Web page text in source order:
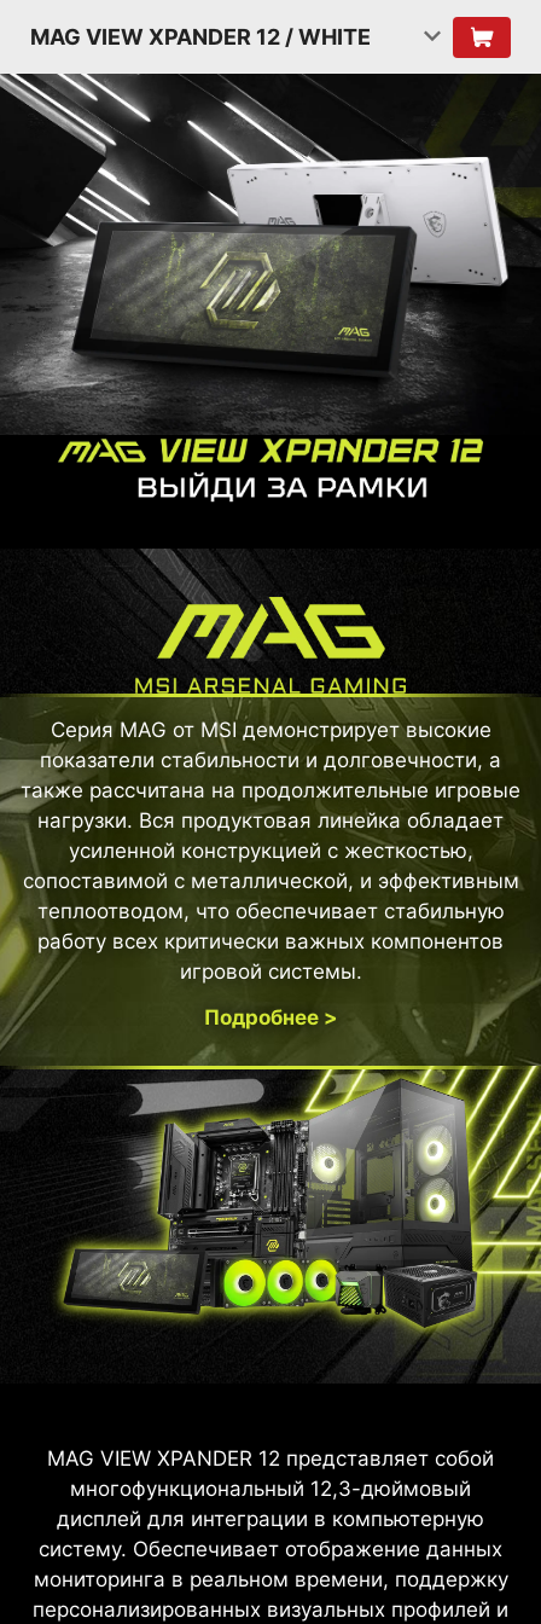
MAG VIEW XPANDER 12 / WHITE
Серия MAG от MSI демонстрирует высокие
показатели стабильности и долговечности, а
также рассчитана на продолжительные игровые
нагрузки. Вся продуктовая линейка обладает
усиленной конструкцией с жесткостью,
сопоставимой с металлической, и эффективным
теплоотводом, что обеспечивает стабильную
работу всех критически важных компонентов
игровой системы.
Подробнее >
MAG VIEW XPANDER 12 представляет собой
многофункциональный 12,3-дюймовый
дисплей для интеграции в компьютерную
систему. Обеспечивает отображение данных
мониторинга в реальном времени, поддержку
персонализированных визуальных профилей и